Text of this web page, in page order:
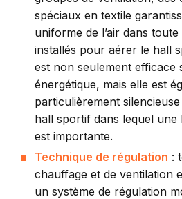
spéciaux en textile
uniforme de l’air dans
installés pour aérer le hall
est non seulement efficace
énergétique, mais elle est
particulièrement
hall sportif dans lequel une
est importante.
Technique de régulation :
chauffage et de ventilation
un système de régulation